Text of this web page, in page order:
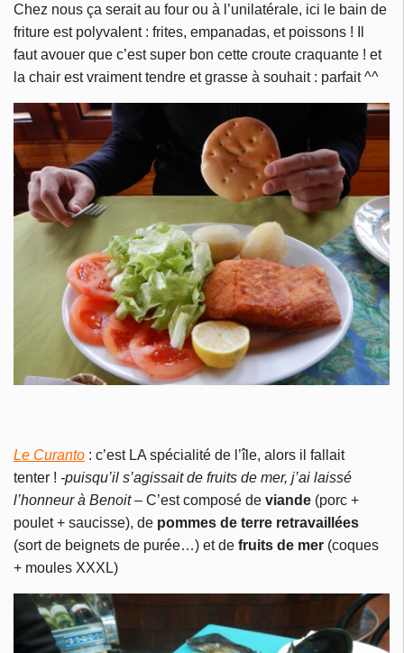
Chez nous ça serait au four ou à l’unilatérale, ici le bain de
friture est polyvalent : frites, empanadas, et poissons ! Il
faut avouer que c’est super bon cette croute craquante ! et
la chair est vraiment tendre et grasse à souhait : parfait ^^
Le Curanto : c’est LA spécialité de l’île, alors il fallait
tenter ! -puisqu’il s’agissait de fruits de mer, j’ai laissé
l’honneur à Benoit – C’est composé de viande (porc +
poulet + saucisse), de pommes de terre retravaillées
(sort de beignets de purée…) et de fruits de mer (coques
+ moules XXXL)